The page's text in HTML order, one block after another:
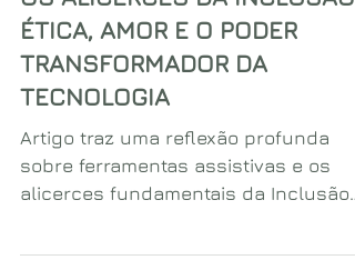
OS ALICERCES DA INCLUSÃO:
ÉTICA, AMOR E O PODER
TRANSFORMADOR DA
TECNOLOGIA